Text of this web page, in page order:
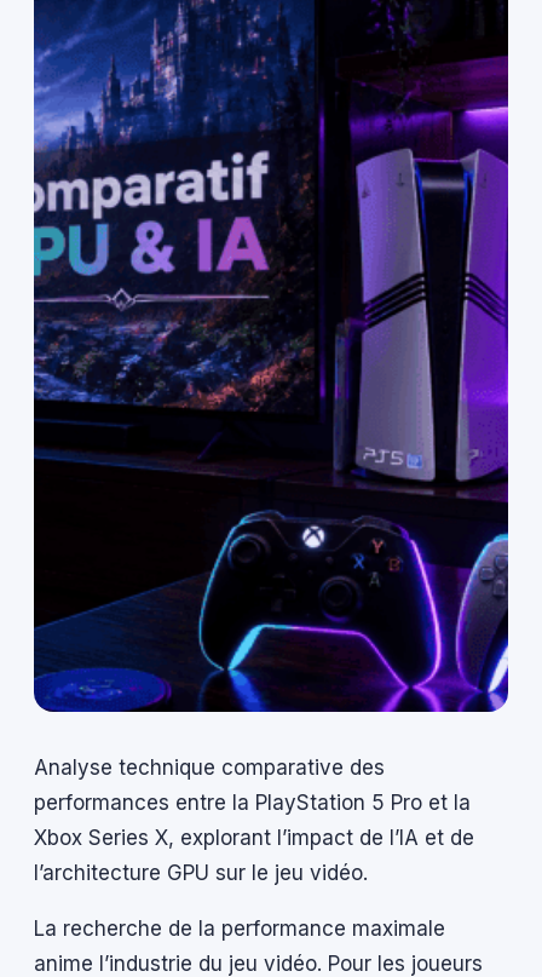
Analyse technique comparative des
performances entre la PlayStation 5 Pro et la
Xbox Series X, explorant l’impact de l’IA et de
l’architecture GPU sur le jeu vidéo.
La recherche de la performance maximale
anime l’industrie du jeu vidéo. Pour les joueurs